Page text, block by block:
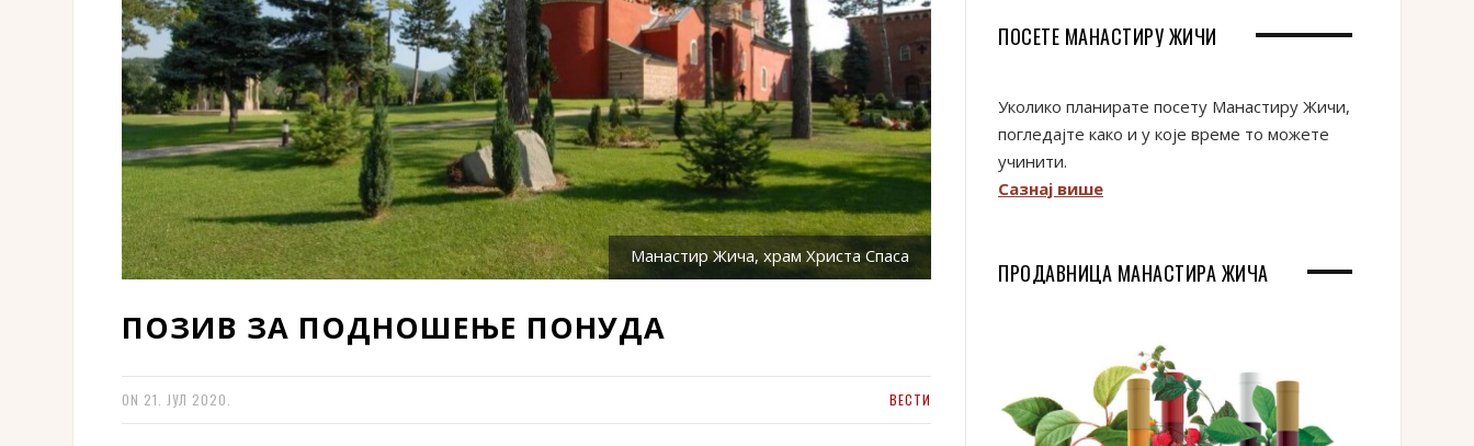
Манастир Жича, храм Христа Спаса
ПОЗИВ ЗА ПОДНОШЕЊЕ ПОНУДА
ON 21. ЈУЛ 2020. ВЕСТИ
ПОСЕТЕ МАНАСТИРУ ЖИЧИ
Уколико планирате посету Манастиру Жичи,
погледајте како и у које време то можете
учинити.
Сазнај више
ПРОДАВНИЦА МАНАСТИРА ЖИЧА